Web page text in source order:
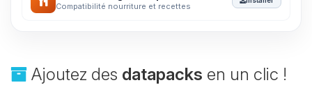
Compatibilité nourriture et recettes
Ajoutez des datapacks en un clic !